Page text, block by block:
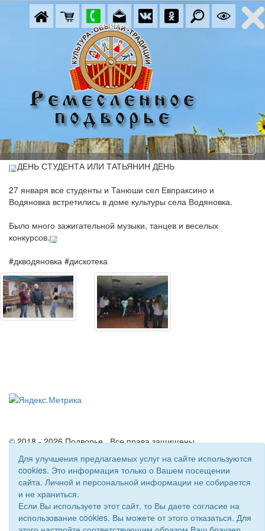
ДЕНЬ СТУДЕНТА ИЛИ ТАТЬЯНИН ДЕНЬ
27 января все студенты и Танюши сел Евпраксино и
Водяновка встретились в доме культуры села Водяновка.
Было много зажигательной музыки, танцев и веселых
конкурсов.
#дкводяновка #дискотека
© 2018 - 2026 Подворье . Все права защищены.
Для улучшения предлагаемых услуг на сайте используются
cookies. Это информация только о Вашем посещении
сайта. Личной и персональной информации не собирается
и не храниться.
Если Вы используете этот сайт, то Вы даете согласие на
использование cookies. Вы можете от этого отказаться. Для